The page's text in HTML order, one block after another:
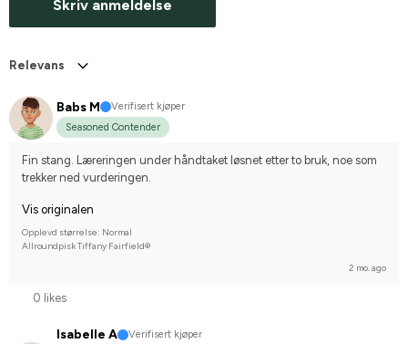
Skriv anmeldelse
Relevans
Babs M
Verifisert kjøper
Seasoned Contender
Fin stang. Læreringen under håndtaket løsnet etter to bruk, noe som
trekker ned vurderingen.
Vis originalen
Opplevd størrelse: Normal
Allroundpisk Tiffany Fairfield®
2 mo. ago
0 likes
Isabelle A
Verifisert kjøper